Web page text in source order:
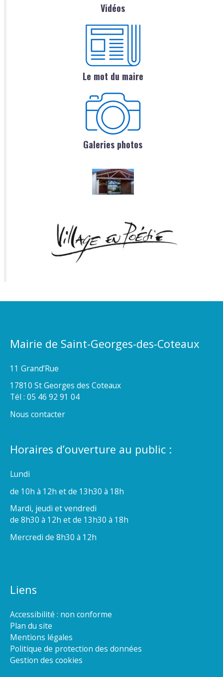
Vidéos
Le mot du maire
Galeries photos
Mairie de Saint-Georges-des-Coteaux
11 Grand’Rue
17810 St Georges des Coteaux
Tél : 05 46 92 91 04
Nous contacter
Horaires d’ouverture au public :
Lundi
de 10h à 12h et de 13h30 à 18h
Mardi, jeudi et vendredi
de 8h30 à 12h et de 13h30 à 18h
Mercredi de 8h30 à 12h
Liens
Accessibilité : non conforme
Plan du site
Mentions légales
Politique de protection des données
Gestion des cookies